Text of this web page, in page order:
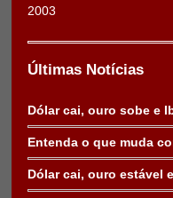
2003
Últimas Notícias
Dólar cai, ouro sobe e
Entenda o que muda
Dólar cai, ouro estável